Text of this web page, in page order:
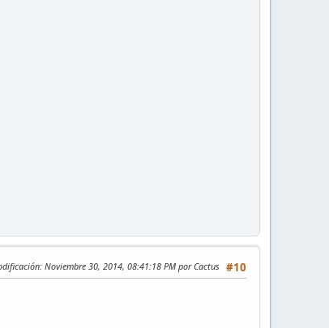
#10
: Noviembre 30, 2014, 08:41:18 PM por Cactus